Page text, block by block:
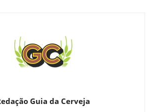
Guia da Cerveja